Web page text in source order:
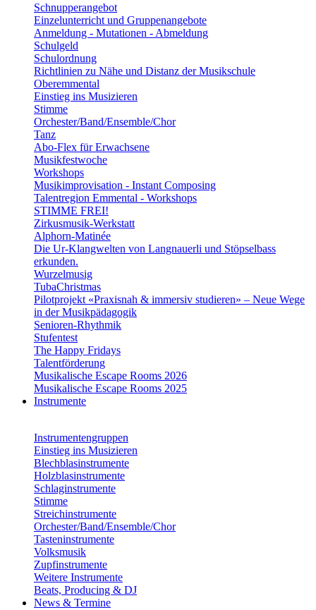
Schnupperangebot
Einzelunterricht und Gruppenangebote
Anmeldung - Mutationen - Abmeldung
Schulgeld
Schulordnung
Richtlinien zu Nähe und Distanz der Musikschule
Oberemmental
Einstieg ins Musizieren
Stimme
Orchester/Band/Ensemble/Chor
Tanz
Abo-Flex für Erwachsene
Musikfestwoche
Workshops
Musikimprovisation - Instant Composing
Talentregion Emmental - Workshops
STIMME FREI!
Zirkusmusik-Werkstatt
Alphorn-Matinée
Die Ur-Klangwelten von Langnauerli und Stöpselbass
erkunden.
Wurzelmusig
TubaChristmas
Pilotprojekt «Praxisnah & immersiv studieren» – Neue Wege
in der Musikpädagogik
Senioren-Rhythmik
Stufentest
The Happy Fridays
Talentförderung
Musikalische Escape Rooms 2026
Musikalische Escape Rooms 2025
Instrumente
Instrumentengruppen
Einstieg ins Musizieren
Blechblasinstrumente
Holzblasinstrumente
Schlaginstrumente
Stimme
Streichinstrumente
Orchester/Band/Ensemble/Chor
Tasteninstrumente
Volksmusik
Zupfinstrumente
Weitere Instrumente
Beats, Producing & DJ
News & Termine